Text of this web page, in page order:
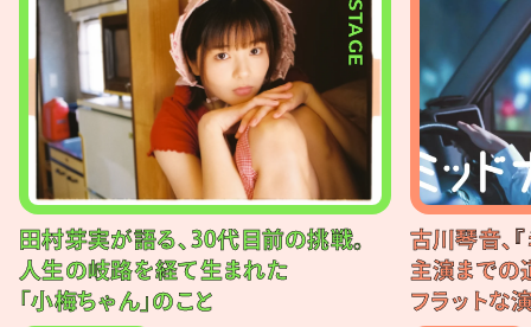
#STAGE
田村芽実が語る、30代目前の挑戦。
人生の岐路を経て生まれた
「小梅ちゃん」のこと
古川琴音、
主演までの
フラットな